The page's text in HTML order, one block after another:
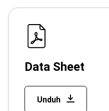
Data Sheet
Unduh